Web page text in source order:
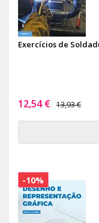
Exercícios de
12,54 € 13,93 €
-10%